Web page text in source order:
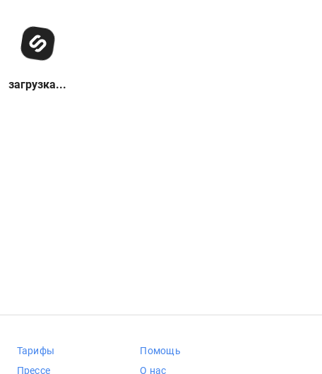
загрузка...
Тарифы
Прессе
Помощь
О нас